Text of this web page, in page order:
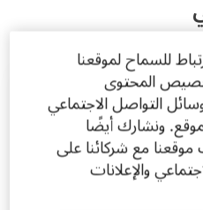
للسماح لموقعنا
المحتوى
التواصل الاجتماعي
ونشارك أيضًا
مع شركائنا على
والإعلانات